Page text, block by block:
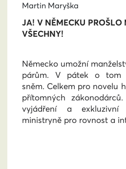
Martin Maryška
JA! V NĚMECKU PROŠLO
VŠECHNY!
Německo umožní
párům. V pátek o tom
sněm. Celkem pro novelu
přítomných
vyjádření a exkluzivní
ministryně pro rovnost a